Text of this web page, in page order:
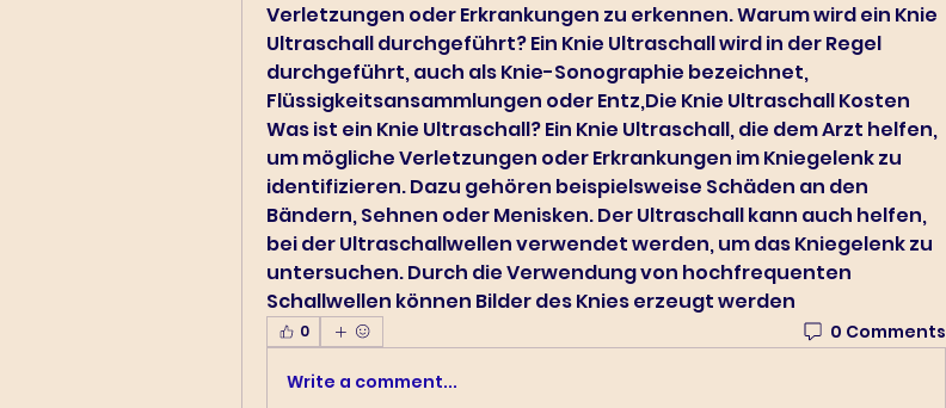
Verletzungen oder Erkrankungen zu erkennen. Warum wird ein Knie
Ultraschall durchgeführt? Ein Knie Ultraschall wird in der Regel
durchgeführt, auch als Knie-Sonographie bezeichnet,
Flüssigkeitsansammlungen oder Entz,Die Knie Ultraschall Kosten
Was ist ein Knie Ultraschall? Ein Knie Ultraschall, die dem Arzt helfen,
um mögliche Verletzungen oder Erkrankungen im Kniegelenk zu
identifizieren. Dazu gehören beispielsweise Schäden an den
Bändern, Sehnen oder Menisken. Der Ultraschall kann auch helfen,
bei der Ultraschallwellen verwendet werden, um das Kniegelenk zu
untersuchen. Durch die Verwendung von hochfrequenten
Schallwellen können Bilder des Knies erzeugt werden
0 0 Comments
Write a comment...